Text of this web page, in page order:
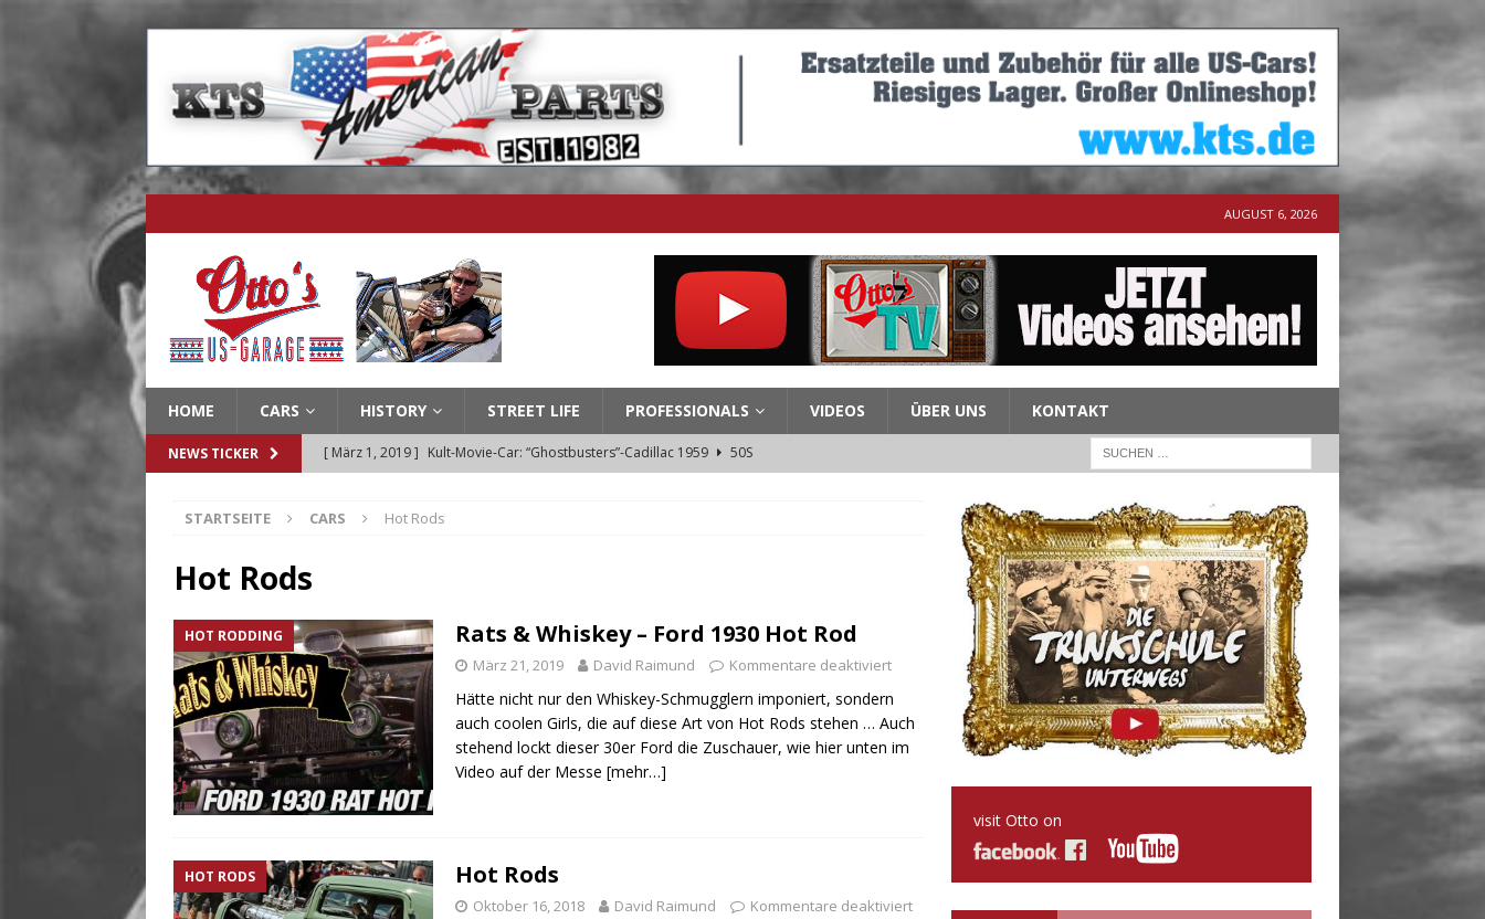
AUGUST 6, 2026
HOME CARS HISTORY STREET LIFE PROFESSIONALS VIDEOS ÜBER UNS KONTAKT
NEWS TICKER [ März 1, 2019 ] Kult-Movie-Car: “Ghostbusters”-Cadillac 1959
50S
[ Januar 17, 2019 ]
STARTSEITE CARS Hot Rods
Hot Rods
HOT RODDING Rats & Whiskey – Ford 1930 Hot Rod
März 21, 2019 David Raimund Kommentare deaktiviert
Hätte nicht nur den Whiskey-Schmugglern imponiert, sondern
auch coolen Girls, die auf diese Art von Hot Rods stehen … Auch
stehend lockt dieser 30er Ford die Zuschauer, wie hier unten im
Video auf der Messe [mehr…]
HOT RODS Hot Rods
Oktober 16, 2018 David Raimund Kommentare deaktiviert
visit Otto on